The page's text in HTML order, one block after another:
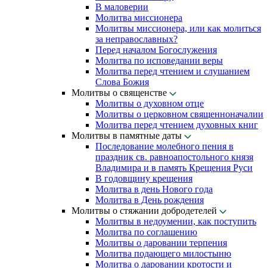
В маловерии
Молитва миссионера
Молитвы миссионера, или как молиться
за неправославных?
Перед началом Богослужения
Молитва по исповедании веры
Молитва перед чтением и слушанием
Слова Божия
Молитвы о священстве
Молитвы о духовном отце
Молитвы о церковном священноначалии
Молитва перед чтением духовных книг
Молитвы в памятные даты
Последование молебного пения в
праздник св. равноапостольного князя
Владимира и в память Крещения Руси
В годовщину крещения
Молитва в день Нового года
Молитва в День рождения
Молитвы о стяжании добродетелей
Молитвы в недоумении, как поступить
Молитва по соглашению
Молитвы о даровании терпения
Молитва подающего милостыню
Молитва о даровании кротости и